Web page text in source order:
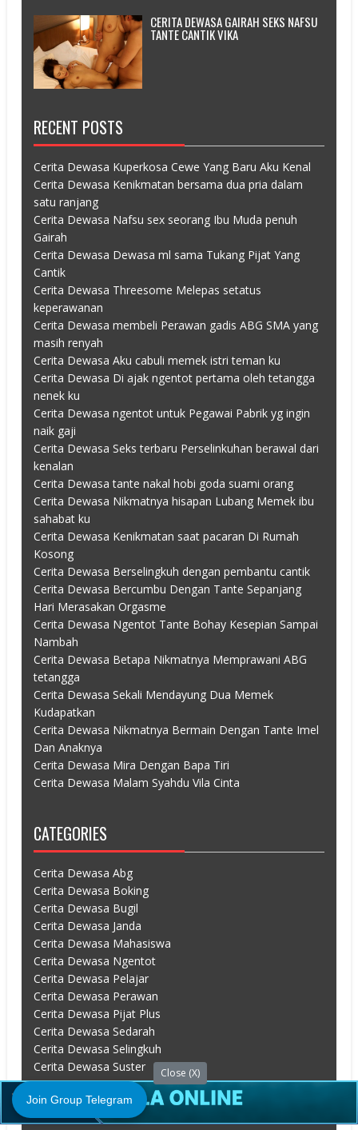
CERITA DEWASA GAIRAH SEKS NAFSU
TANTE CANTIK VIKA
RECENT POSTS
Cerita Dewasa Kuperkosa Cewe Yang Baru Aku Kenal
Cerita Dewasa Kenikmatan bersama dua pria dalam
satu ranjang
Cerita Dewasa Nafsu sex seorang Ibu Muda penuh
Gairah
Cerita Dewasa Dewasa ml sama Tukang Pijat Yang
Cantik
Cerita Dewasa Threesome Melepas setatus
keperawanan
Cerita Dewasa membeli Perawan gadis ABG SMA yang
masih renyah
Cerita Dewasa Aku cabuli memek istri teman ku
Cerita Dewasa Di ajak ngentot pertama oleh tetangga
nenek ku
Cerita Dewasa ngentot untuk Pegawai Pabrik yg ingin
naik gaji
Cerita Dewasa Seks terbaru Perselinkuhan berawal dari
kenalan
Cerita Dewasa tante nakal hobi goda suami orang
Cerita Dewasa Nikmatnya hisapan Lubang Memek ibu
sahabat ku
Cerita Dewasa Kenikmatan saat pacaran Di Rumah
Kosong
Cerita Dewasa Berselingkuh dengan pembantu cantik
Cerita Dewasa Bercumbu Dengan Tante Sepanjang
Hari Merasakan Orgasme
Cerita Dewasa Ngentot Tante Bohay Kesepian Sampai
Nambah
Cerita Dewasa Betapa Nikmatnya Memprawani ABG
tetangga
Cerita Dewasa Sekali Mendayung Dua Memek
Kudapatkan
Cerita Dewasa Nikmatnya Bermain Dengan Tante Imel
Dan Anaknya
Cerita Dewasa Mira Dengan Bapa Tiri
Cerita Dewasa Malam Syahdu Vila Cinta
CATEGORIES
Cerita Dewasa Abg
Cerita Dewasa Boking
Cerita Dewasa Bugil
Cerita Dewasa Janda
Cerita Dewasa Mahasiswa
Cerita Dewasa Ngentot
Cerita Dewasa Pelajar
Cerita Dewasa Perawan
Cerita Dewasa Pijat Plus
Cerita Dewasa Sedarah
Cerita Dewasa Selingkuh
Cerita Dewasa Suster
Cerita Dewasa Tante
Close (X)
Join Group Telegram